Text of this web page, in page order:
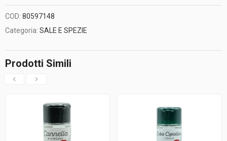
COD: 80597148
Categoria: SALE E SPEZIE
Prodotti Simili